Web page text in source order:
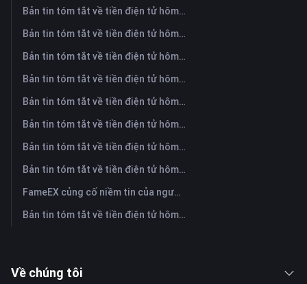
Bản tin tóm tắt về tiền điện tử hôm nay trên FameEX | Ngày 7 tháng 8 năm 2026
Bản tin tóm tắt về tiền điện tử hôm nay trên FameEX | Ngày 6 tháng 8 năm 2026
Bản tin tóm tắt về tiền điện tử hôm nay trên FameEX | Ngày 5 tháng 8 năm 2026
Bản tin tóm tắt về tiền điện tử hôm nay trên FameEX | Ngày 4 tháng 8 năm 2026
Bản tin tóm tắt về tiền điện tử hôm nay trên FameEX | Ngày 3 tháng 8 năm 2026
Bản tin tóm tắt về tiền điện tử hôm nay trên FameEX | Ngày 31 tháng 7 năm 2026
Bản tin tóm tắt về tiền điện tử hôm nay trên FameEX | Ngày 30 tháng 7 năm 2026
Bản tin tóm tắt về tiền điện tử hôm nay trên FameEX | Ngày 29 tháng 7 năm 2026
FameEX củng cố niềm tin của người dùng thông qua tám năm hoạt động ổn định và tăng trưởng toàn cầu
Bản tin tóm tắt về tiền điện tử hôm nay trên FameEX | Ngày 28 tháng 7 năm 2026
Về chúng tôi